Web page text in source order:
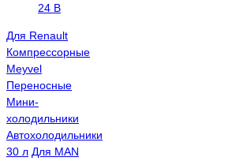
24 В
Для Renault
Компрессорные
Meyvel
Переносные
Мини-
холодильники
Автохолодильники
30 л Для MAN